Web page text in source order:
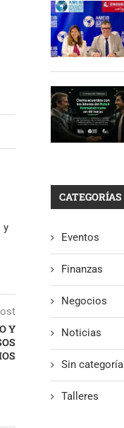
y
Y
CATEGORÍAS
Eventos
Finanzas
Negocios
Noticias
Sin categoría
Talleres